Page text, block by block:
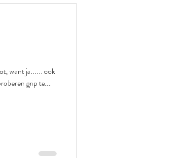
want ja...... ook
grip te...